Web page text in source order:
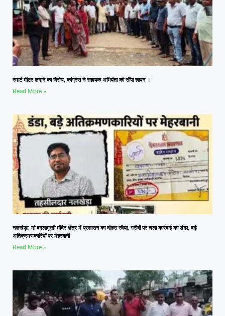
स्मार्ट मीटर लगाने का विरोध, कांग्रेस ने सहायक अभियंता को सौंपा ज्ञापन ।
Read More »
नलखेड़ा: मां बगलामुखी मंदिर क्षेत्र में प्रशासन का दोहरा रवैया, गरीबों पर चला कार्रवाई का डंडा, बड़े
अतिक्रमणकारियों पर मेहरबानी
Read More »